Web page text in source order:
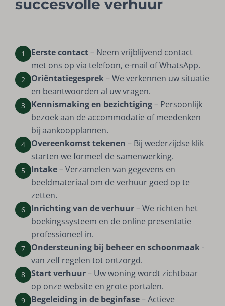
succesvolle verhuur
1 Eerste contact– Neem vrijblijvend contact
met ons op via telefoon, e-mail of WhatsApp.
2 Oriëntatiegesprek– We verkennen uw situatie
en beantwoorden al uw vragen.
3 Kennismaking en bezichtiging– Persoonlijk
bezoek aan de accommodatie of meedenken
bij aankoopplannen.
4 Overeenkomst tekenen – Bij wederzijdse klik
starten we formeel de samenwerking.
5 Intake– Verzamelen van gegevens en
beeldmateriaal om de verhuur goed op te
zetten.
6 Inrichting van de verhuur– We richten het
boekingssysteem en de online presentatie
professioneel in.
7 Ondersteuning bij beheer en schoonmaak-
van zelf regelen tot ontzorgd.
8 Start verhuur– Uw woning wordt zichtbaar
op onze website en grote portalen.
9 Begeleiding in de beginfase– Actieve